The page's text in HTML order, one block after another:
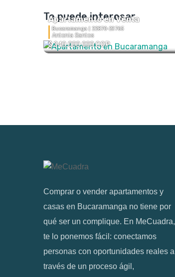
Te puede interesar
Apartamento en Venta
Bucaramanga | 22870-23765
Antonia Santos
$ 340.000.000 COP
Comprar o vender apartamentos y
casas en Bucaramanga no tiene por
qué ser un complique. En MeCuadra,
te lo ponemos fácil: conectamos
personas con oportunidades reales a
través de un proceso ágil,